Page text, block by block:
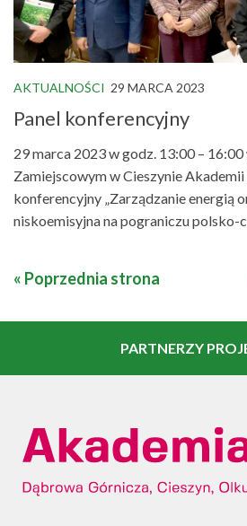
AKTUALNOŚCI 29 MARCA 2023
Panel konferencyjny
29 marca 2023 w godz. 13:00 –
Zamiejscowym w Cieszynie Akademii
konferencyjny „Zarządzanie energią
niskoemisyjna na pograniczu polsko-
« Poprzednia strona
PARTNERZY